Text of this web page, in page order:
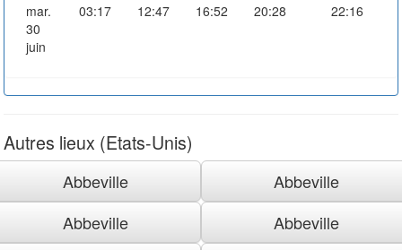
mar.
30
juin
03:17 12:47 16:52 20:28 22:16
Autres lieux (Etats-Unis)
Abbeville
Abbeville
Abbeville
Abbeville